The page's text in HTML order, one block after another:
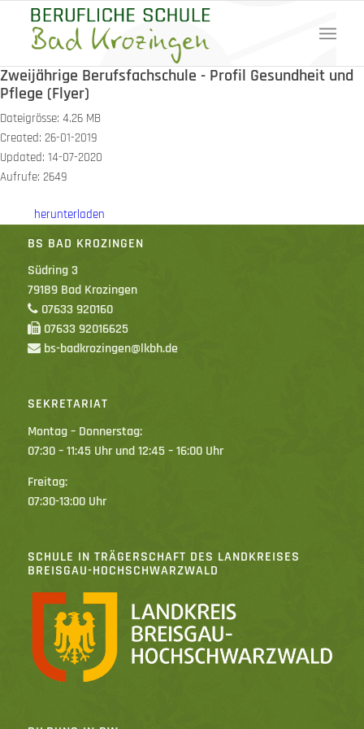
Zweijährige Berufsfachschule - Profil Gesundheit und
Pflege (Flyer)
Dateigrösse: 4.26 MB
Created: 26-01-2019
Updated: 14-07-2020
Aufrufe: 2649
herunterladen
BS BAD KROZINGEN
Südring 3
79189 Bad Krozingen
07633 920160
07633 92016625
bs-badkrozingen@lkbh.de
SEKRETARIAT
Montag – Donnerstag:
07:30 – 11:45 Uhr und 12:45 – 16:00 Uhr
Freitag:
07:30-13:00 Uhr
SCHULE IN TRÄGERSCHAFT DES LANDKREISES
BREISGAU-HOCHSCHWARZWALD